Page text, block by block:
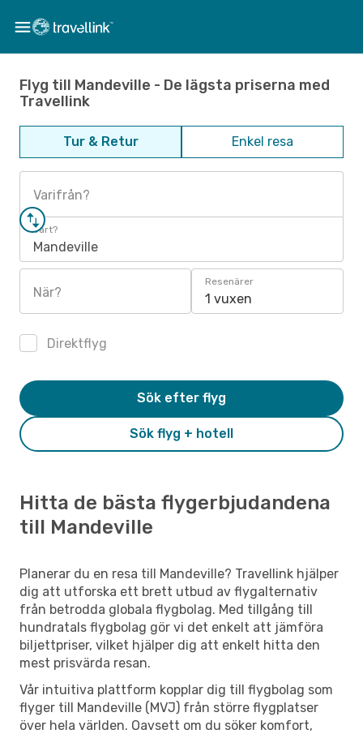
Flyg till Mandeville - De lägsta priserna med
Travellink
Tur & Retur Enkel resa
Varifrån?
Vart?
Mandeville
När?
Resenärer
1 vuxen
Direktflyg
Sök flyg + hotell
Sök efter flyg
Hitta de bästa flygerbjudandena
till Mandeville
Planerar du en resa till Mandeville? Travellink hjälper
dig att utforska ett brett utbud av flygalternativ
från betrodda globala flygbolag. Med tillgång till
hundratals flygbolag gör vi det enkelt att jämföra
biljettpriser, vilket hjälper dig att enkelt hitta den
mest prisvärda resan.
Vår intuitiva plattform kopplar dig till flygbolag som
flyger till Mandeville (MVJ) från större flygplatser
över hela världen. Oavsett om du söker komfort,